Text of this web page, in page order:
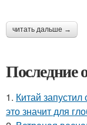
читать дальше →
Последние
1. Китай
это значит для